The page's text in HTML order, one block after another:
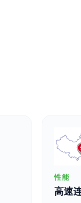
性能
高速